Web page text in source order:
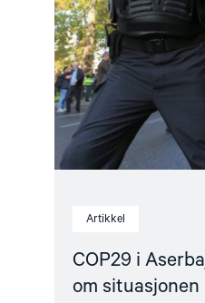
Artikkel
COP29 i
om situasjonen